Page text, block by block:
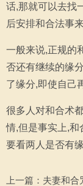
话,那就可以去找
后安排和合法事
一般来说,正规的
否还有继续的缘
了缘分,即使自己
很多人对和合术
情,但是事实上,和
要看两人是否有
上一篇： 夫妻和合